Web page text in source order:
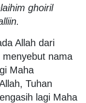
ghoiril
Allah dari
nama
Maha
Tuhan
lagi Maha